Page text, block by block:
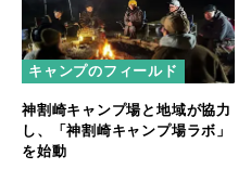
キャンプのフィールド
神割崎キャンプ場と地域が協力
し、「神割崎キャンプ場ラボ」
を始動